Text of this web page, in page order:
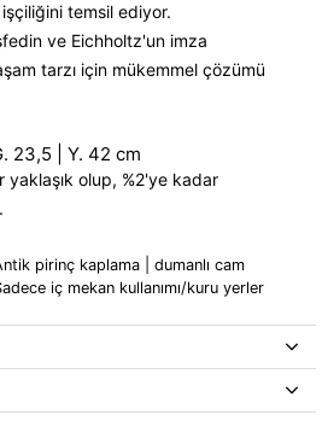
temsil ediyor.
ve Eichholtz'un imza
tarzı için mükemmel çözümü
23,5 | Y. 42 cm
yaklaşık olup, %2'ye kadar
pirinç kaplama | dumanlı cam
iç mekan kullanımı/kuru yerler